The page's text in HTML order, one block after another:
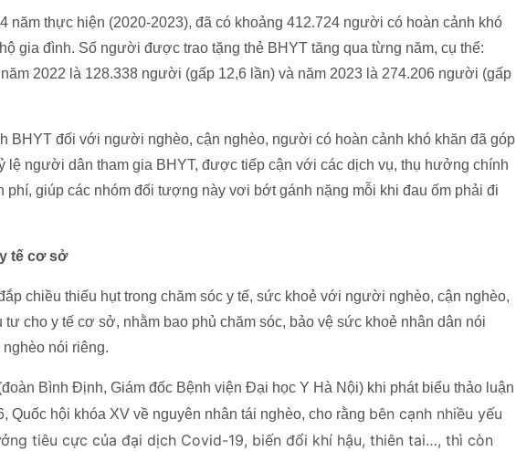
năm thực hiện (2020-2023), đã có khoảng 412.724 người có hoàn cảnh khó
gia đình. Số người được trao tặng thẻ BHYT tăng qua từng năm, cụ thể:
2022 là 128.338 người (gấp 12,6 lần) và năm 2023 là 274.206 người (gấp
BHYT đối với người nghèo, cận nghèo, người có hoàn cảnh khó khăn đã góp
lệ người dân tham gia BHYT, được tiếp cận với các dịch vụ, thụ hưởng chính
phí, giúp các nhóm đối tượng này vơi bớt gánh nặng mỗi khi đau ốm phải đi
tế cơ sở
chiều thiếu hụt trong chăm sóc y tế, sức khoẻ với người nghèo, cận nghèo,
cho y tế cơ sở, nhằm bao phủ chăm sóc, bảo vệ sức khoẻ nhân dân nói
nói riêng.
Bình Định, Giám đốc Bệnh viện Đại học Y Hà Nội) khi phát biểu thảo luận
Quốc hội khóa XV về nguyên nhân tái nghèo, cho rằng bên cạnh nhiều yếu
tiêu cực của đại dịch Covid-19, biến đổi khí hậu, thiên tai…, thì còn